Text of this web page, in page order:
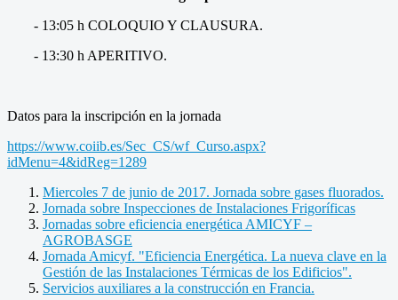
- 13:05 h COLOQUIO Y CLAUSURA.
- 13:30 h APERITIVO.
Datos para la inscripción en la jornada
https://www.coiib.es/Sec_CS/wf_Curso.aspx?
idMenu=4&idReg=1289
Miercoles 7 de junio de 2017. Jornada sobre gases fluorados.
Jornada sobre Inspecciones de Instalaciones Frigoríficas
Jornadas sobre eficiencia energética AMICYF –
AGROBASGE
Jornada Amicyf. "Eficiencia Energética. La nueva clave en la
Gestión de las Instalaciones Térmicas de los Edificios".
Servicios auxiliares a la construcción en Francia.